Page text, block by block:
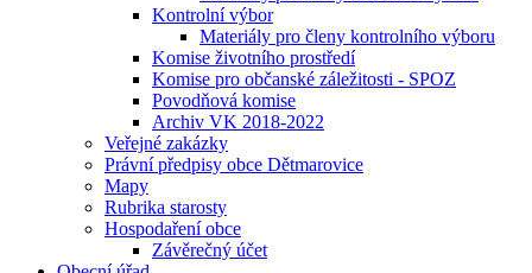
Kontrolní výbor
Materiály pro členy kontrolního výboru
Komise životního prostředí
Komise pro občanské záležitosti - SPOZ
Povodňová komise
Archiv VK 2018-2022
Veřejné zakázky
Právní předpisy obce Dětmarovice
Mapy
Rubrika starosty
Hospodaření obce
Závěrečný účet